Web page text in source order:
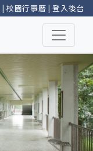
| 校園行事曆 |登入後台